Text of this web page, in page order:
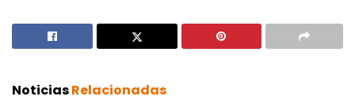
NoticiasRelacionadas